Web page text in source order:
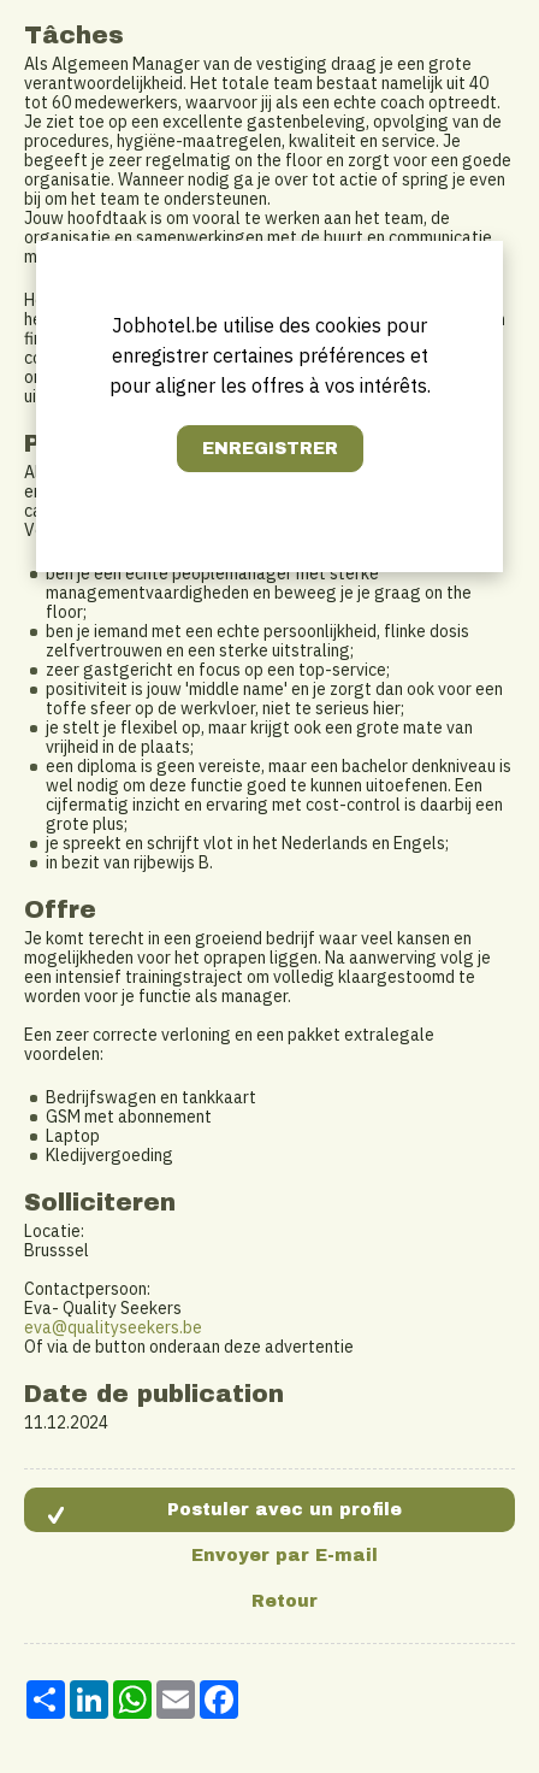
Tâches
Als Algemeen Manager van de vestiging draag je een grote
verantwoordelijkheid. Het totale team bestaat namelijk uit 40
tot 60 medewerkers, waarvoor jij als een echte coach optreedt.
Je ziet toe op een excellente gastenbeleving, opvolging van de
procedures, hygiëne-maatregelen, kwaliteit en service. Je
begeeft je zeer regelmatig on the floor en zorgt voor een goede
organisatie. Wanneer nodig ga je over tot actie of spring je even
bij om het team te ondersteunen.
Jouw hoofdtaak is om vooral te werken aan het team, de
organisatie en samenwerkingen met de buurt en communicatie
met de andere vestigingen.
Het administratieve deel van je functie gaat voornamelijk over
het controleren en analyseren van de cijfers en het opmaken van
financiële rapportages. Je staat wekelijks tot dagelijks in
contact met de Area Manager. De Assistent Manager
ondersteunt in het maken van bestellingen en planningen, maar
uiteraard controleer je deze zaken wel steeds.
Profil
Allereerst beschik je over minimaal enkele jaren leidinggevende
ervaring in retail of horeca. Idealiter in een keten, fastfood,
cateringbedrijf, grootkeuken,...
Verder:
ben je een echte peoplemanager met sterke
managementvaardigheden en beweeg je je graag on the
floor;
ben je iemand met een echte persoonlijkheid, flinke dosis
zelfvertrouwen en een sterke uitstraling;
zeer gastgericht en focus op een top-service;
positiviteit is jouw 'middle name' en je zorgt dan ook voor een
toffe sfeer op de werkvloer, niet te serieus hier;
je stelt je flexibel op, maar krijgt ook een grote mate van
vrijheid in de plaats;
een diploma is geen vereiste, maar een bachelor denkniveau is
wel nodig om deze functie goed te kunnen uitoefenen. Een
cijfermatig inzicht en ervaring met cost-control is daarbij een
grote plus;
je spreekt en schrijft vlot in het Nederlands en Engels;
in bezit van rijbewijs B.
Offre
Je komt terecht in een groeiend bedrijf waar veel kansen en
mogelijkheden voor het oprapen liggen. Na aanwerving volg je
een intensief trainingstraject om volledig klaargestoomd te
worden voor je functie als manager.
Een zeer correcte verloning en een pakket extralegale
voordelen:
Bedrijfswagen en tankkaart
GSM met abonnement
Laptop
Kledijvergoeding
Solliciteren
Locatie:
Brusssel
Contactpersoon:
Eva- Quality Seekers
eva@qualityseekers.be
Of via de button onderaan deze advertentie
Date de publication
11.12.2024
Share LinkedInWhatsApp
Email
Jobhotel.be utilise des cookies pour
enregistrer certaines préférences et
pour aligner les offres à vos intérêts.